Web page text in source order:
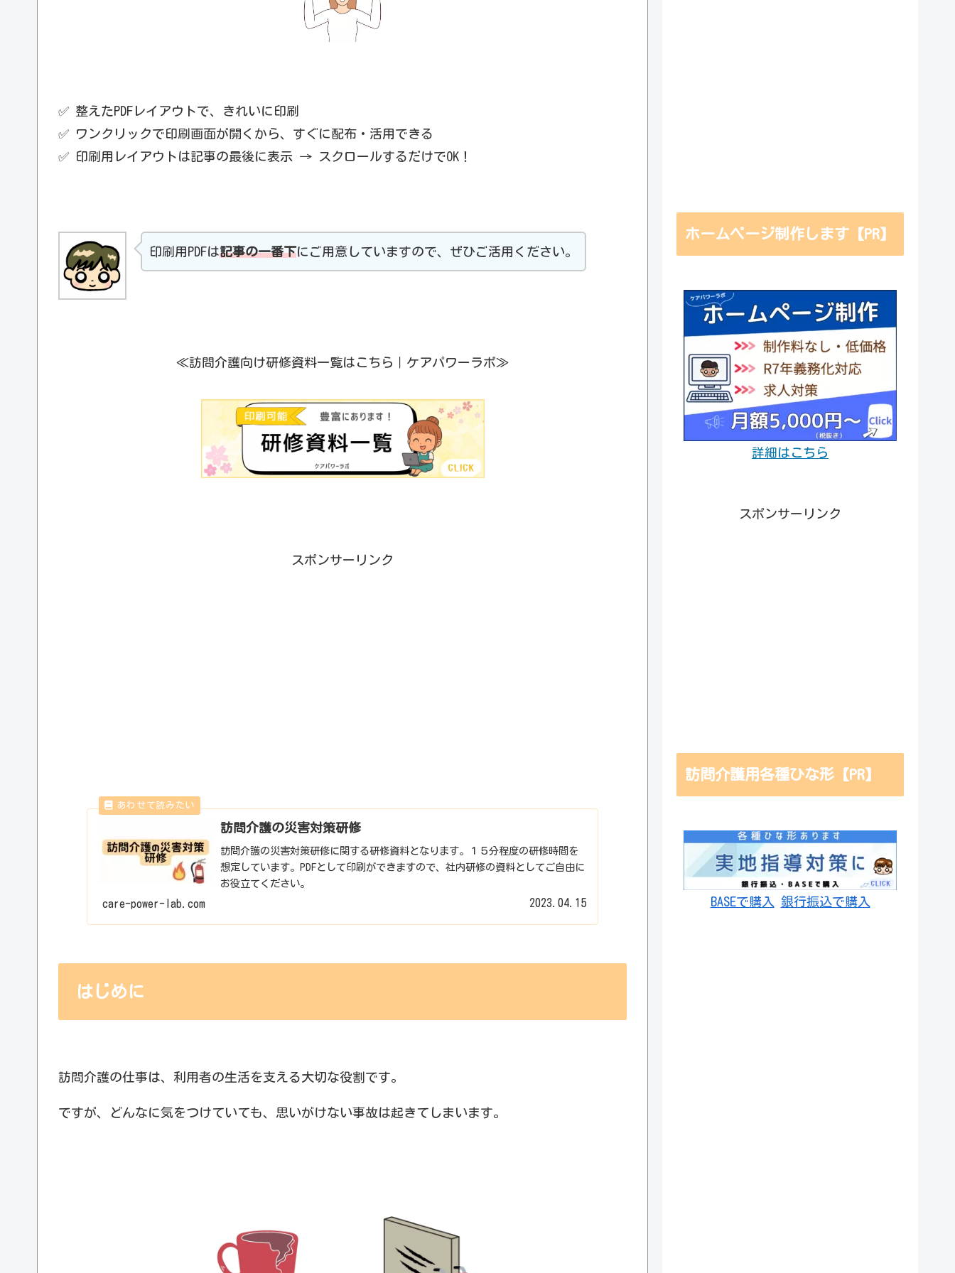
✅ 整えたPDFレイアウトで、きれいに印刷
✅ ワンクリックで印刷画面が開くから、すぐに配布・活用できる
✅ 印刷用レイアウトは記事の最後に表示 → スクロールするだけでOK！
印刷用PDFは記事の一番下にご用意していますので、ぜひご活用ください。
≪訪問介護向け研修資料一覧はこちら｜ケアパワーラボ≫
スポンサーリンク
訪問介護の災害対策研修
訪問介護の災害対策研修に関する研修資料となります。１５分程度の研修時間を
想定しています。PDFとして印刷ができますので、社内研修の資料としてご自由に
お役立てください。
care-power-lab.com 2023.04.15
はじめに
訪問介護の仕事は、利用者の生活を支える大切な役割です。
ですが、どんなに気をつけていても、思いがけない事故は起きてしまいます。
ホームページ制作します【PR】
詳細はこちら
スポンサーリンク
訪問介護用各種ひな形【PR】
BASEで購入 銀行振込で購入